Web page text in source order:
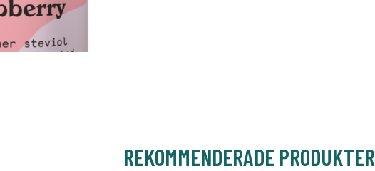
REKOMMENDERADE PRODUKTER